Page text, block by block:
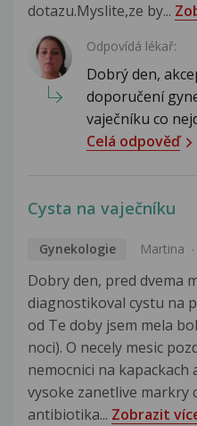
dotazu.Myslite,ze by...
Odpovídá lékař:
Dobrý den,
doporučení
vaječníku co
Celá odpověď
Cysta na vaječníku
Gynekologie Martina
Dobry den, pred dvema
diagnostikoval cystu na
od Te doby jsem mela
noci). O necely mesic
nemocnici na
vysoke zanetlive markry
antibiotika... Zobrazit